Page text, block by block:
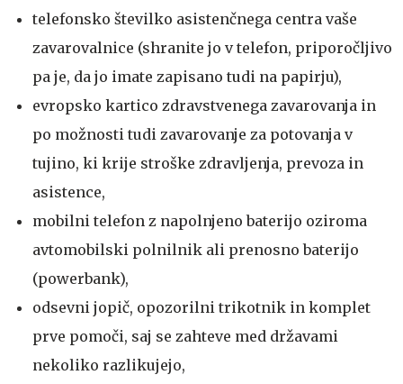
telefonsko številko asistenčnega centra vaše
zavarovalnice (shranite jo v telefon, priporočljivo
pa je, da jo imate zapisano tudi na papirju),
evropsko kartico zdravstvenega zavarovanja in
po možnosti tudi zavarovanje za potovanja v
tujino, ki krije stroške zdravljenja, prevoza in
asistence,
mobilni telefon z napolnjeno baterijo oziroma
avtomobilski polnilnik ali prenosno baterijo
(powerbank),
odsevni jopič, opozorilni trikotnik in komplet
prve pomoči, saj se zahteve med državami
nekoliko razlikujejo,